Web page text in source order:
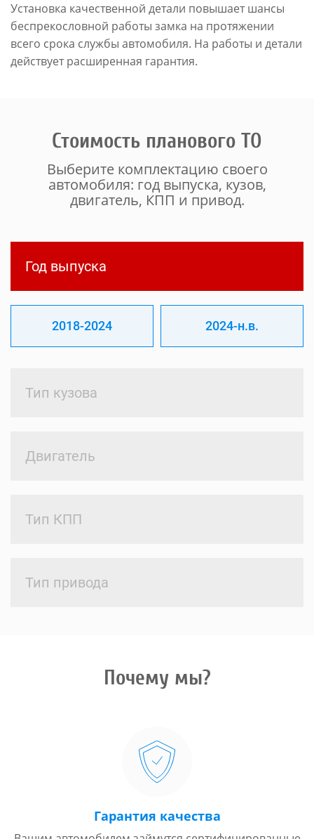
Установка качественной детали повышает шансы
беспрекословной работы замка на протяжении
всего срока службы автомобиля. На работы и детали
действует расширенная гарантия.
Стоимость планового ТО
Выберите комплектацию своего
автомобиля: год выпуска, кузов,
двигатель, КПП и привод.
Год выпуска
2018-2024 2024-н.в.
Тип кузова
Двигатель
Тип КПП
Тип привода
Почему мы?
Гарантия качества